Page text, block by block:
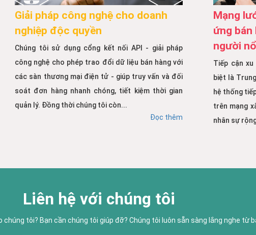
Giải pháp công nghệ cho doanh
nghiệp độc quyền
Chúng tôi sử dụng cổng kết nối API - giải pháp
công nghệ cho phép trao đổi dữ liệu bán hàng với
các sàn thương mại điện tử - giúp truy vấn và đối
soát đơn hàng nhanh chóng, tiết kiệm thời gian
quản lý. Đồng thời chúng tôi còn...
Đọc thêm
Mạng
ứng bán
người
Tiếp cận
biệt là
hệ thống
trên mạng
nhân sự
Liên hệ với chúng tôi
chúng tôi? Bạn cần chúng tôi giúp đỡ? Chúng tôi luôn sẵn sàng lắng nghe từ